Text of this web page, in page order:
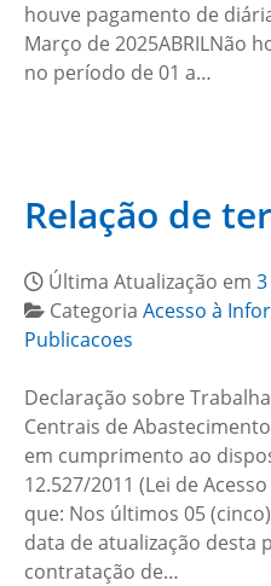
houve pagamento de
Março de 2025ABRILNão
no período de 01 a…
Relação de
Última Atualização em
Categoria Acesso à
Publicacoes
Declaração sobre
Centrais de Abastecimento
em cumprimento ao
12.527/2011 (Lei de
que: Nos últimos 05
data de atualização desta
contratação de…